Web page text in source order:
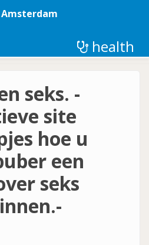
health
seks. -
site
hoe u
een
seks